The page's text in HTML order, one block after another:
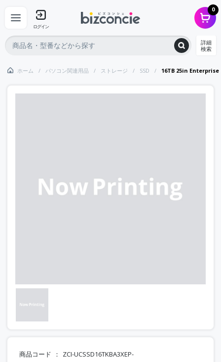
ログイン
0
詳細
検索
ホーム パソコン関連用品 ストレージ SSD 16TB 25in
商品コード ZCI-UCSSD16TKBA3XEP-